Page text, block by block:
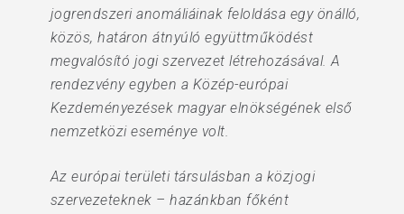
jogrendszeri anomáliáinak feloldása egy önálló,
közös, határon átnyúló együttműködést
megvalósító jogi szervezet létrehozásával. A
rendezvény egyben a Közép-európai
Kezdeményezések magyar elnökségének első
nemzetközi eseménye volt.
Az európai területi társulásban a közjogi
szervezeteknek – hazánkban főként